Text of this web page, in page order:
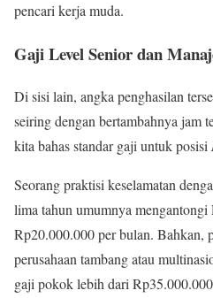
pencari kerja muda.
Gaji Level Senior dan
Di sisi lain, angka penghasilan
seiring dengan bertambahnya jam
kita bahas standar gaji untuk posisi
Seorang praktisi keselamatan
lima tahun umumnya
Rp20.000.000 per bulan. Bahkan,
perusahaan tambang atau
gaji pokok lebih dari